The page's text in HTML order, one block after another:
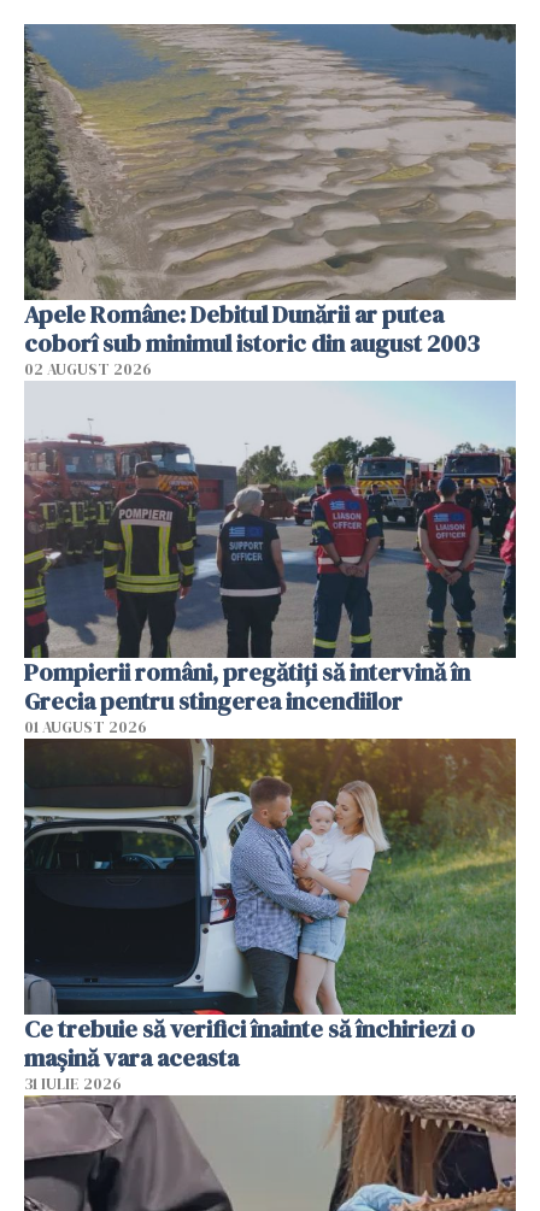
Apele Române: Debitul Dunării ar putea
coborî sub minimul istoric din august 2003
02 AUGUST 2026
Pompierii români, pregătiţi să intervină în
Grecia pentru stingerea incendiilor
01 AUGUST 2026
Ce trebuie să verifici înainte să închiriezi o
mașină vara aceasta
31 IULIE 2026